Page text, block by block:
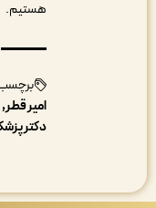
برچسب:
امیر قطر
دکتر پزشکیان